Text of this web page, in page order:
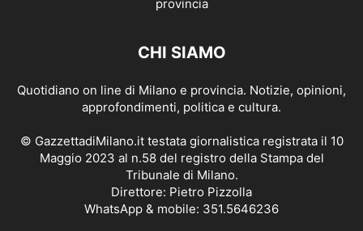
CHI SIAMO
Quotidiano on line di Milano e provincia. Notizie, opinioni,
approfondimenti, politica e cultura.
© GazzettadiMilano.it testata giornalistica registrata il 10
Maggio 2023 al n.58 del registro della Stampa del
Tribunale di Milano.
Direttore: Pietro Pizzolla
WhatsApp & mobile: 351.5646236